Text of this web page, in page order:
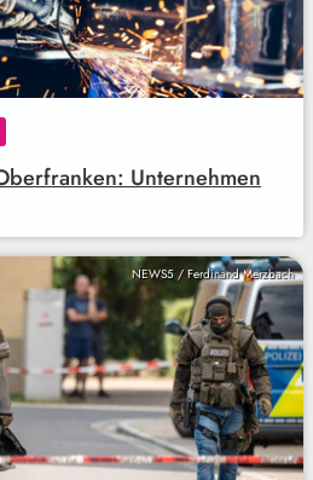
Unternehmen
NEWS5 / Ferdinand Merzbach